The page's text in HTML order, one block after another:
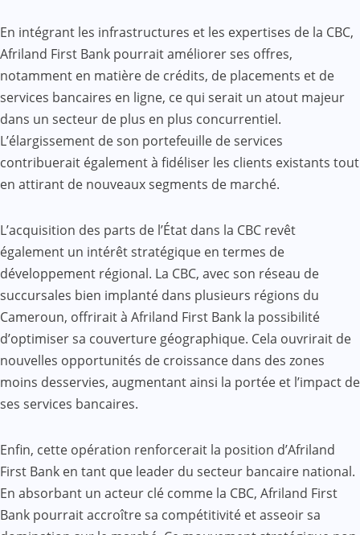
En intégrant les infrastructures et les expertises de la CBC,
Afriland First Bank pourrait améliorer ses offres,
notamment en matière de crédits, de placements et de
services bancaires en ligne, ce qui serait un atout majeur
dans un secteur de plus en plus concurrentiel.
L’élargissement de son portefeuille de services
contribuerait également à fidéliser les clients existants tout
en attirant de nouveaux segments de marché.
L’acquisition des parts de l’État dans la CBC revêt
également un intérêt stratégique en termes de
développement régional. La CBC, avec son réseau de
succursales bien implanté dans plusieurs régions du
Cameroun, offrirait à Afriland First Bank la possibilité
d’optimiser sa couverture géographique. Cela ouvrirait de
nouvelles opportunités de croissance dans des zones
moins desservies, augmentant ainsi la portée et l’impact de
ses services bancaires.
Enfin, cette opération renforcerait la position d’Afriland
First Bank en tant que leader du secteur bancaire national.
En absorbant un acteur clé comme la CBC, Afriland First
Bank pourrait accroître sa compétitivité et asseoir sa